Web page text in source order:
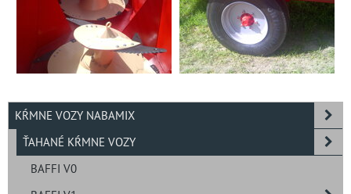
KŔMNE VOZY NABAMIX
ŤAHANÉ KŔMNE VOZY
BAFFI V0